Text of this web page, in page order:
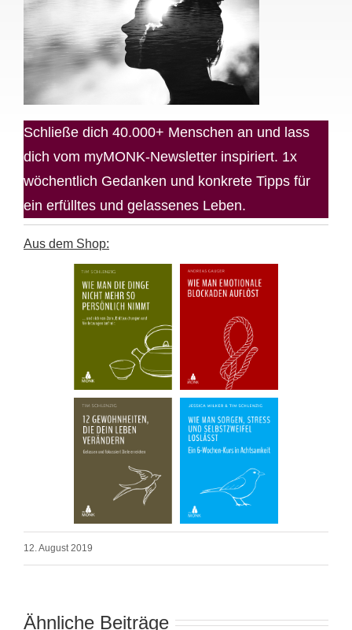
Schließe dich 40.000+ Menschen an und lass
dich vom myMONK-Newsletter inspiriert. 1x
wöchentlich Gedanken und konkrete Tipps für
ein erfülltes und gelassenes Leben.
Aus dem Shop:
12. August 2019
Ähnliche Beiträge